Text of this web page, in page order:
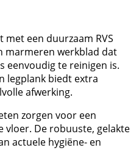
een duurzaam RVS
marmeren werkblad dat
eenvoudig te reinigen is.
legplank biedt extra
afwerking.
zorgen voor een
vloer. De robuuste, gelakte
actuele hygiëne- en